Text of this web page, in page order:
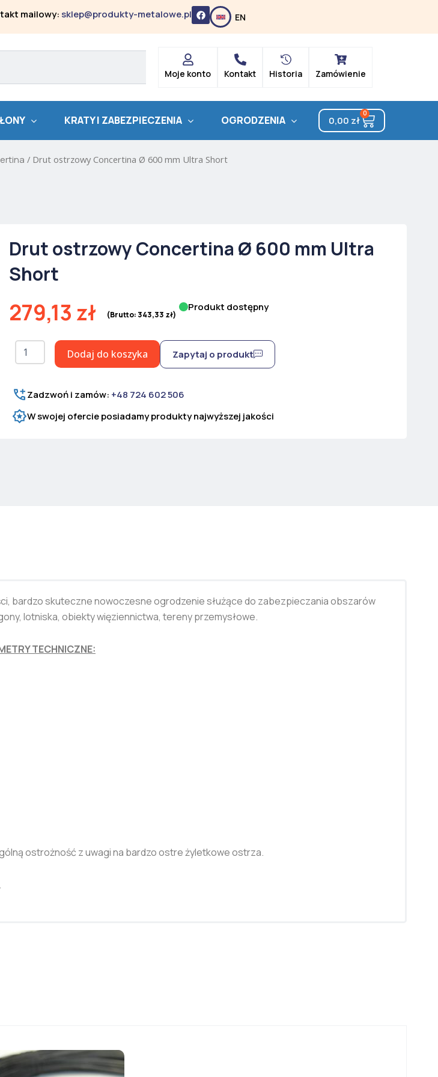
mailowy: sklep@produkty-metalowe.pl F
a
c
e
k
EN
Moje konto
Kontakt Historia Zamówienie
KRATY I ZABEZPIECZENIA OGRODZENIA 0,00 zł
0
Cart
/ Drut ostrzowy Concertina Ø 600 mm Ultra Short
Drut ostrzowy Concertina Ø 600 mm Ultra
Short
279,13 zł (Brutto: 343,33 zł)
Produkt dostępny
ilość
Drut
Ø
mm
Dodaj do koszyka Zapytaj o produkt
Zadzwoń i zamów: +48 724 602 506
W swojej ofercie posiadamy produkty najwyższej jakości
bardzo skuteczne nowoczesne ogrodzenie służące do zabezpieczania obszarów
lotniska, obiekty więziennictwa, tereny przemysłowe.
TECHNICZNE:
ostrożność z uwagi na bardzo ostre żyletkowe ostrza.